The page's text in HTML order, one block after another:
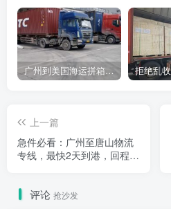
广州到美国海运拼箱多少钱？2024年最新运费构成+隐藏费用避坑指南
上一篇
急件必看：广州至唐山物流
专线，最快2天到港，回程车
评论 抢沙发